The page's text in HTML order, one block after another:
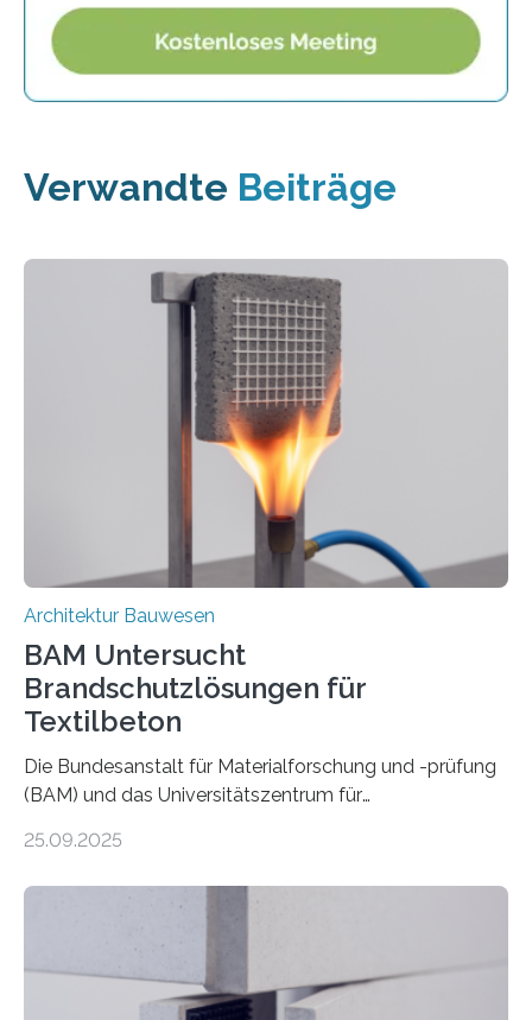
Verwandte Beiträge
Architektur Bauwesen
BAM Untersucht
Brandschutzlösungen für
Textilbeton
Die Bundesanstalt für Materialforschung und -prüfung
(BAM) und das Universitätszentrum für
untersuchen in einem gemeinsamen Forschungsprojekt
Ziel ist es, die Einsatzmöglichkeiten dieses innovativen
Textilbeton ist ein moderner Verbundwerkstoff, der aus
25.09.2025